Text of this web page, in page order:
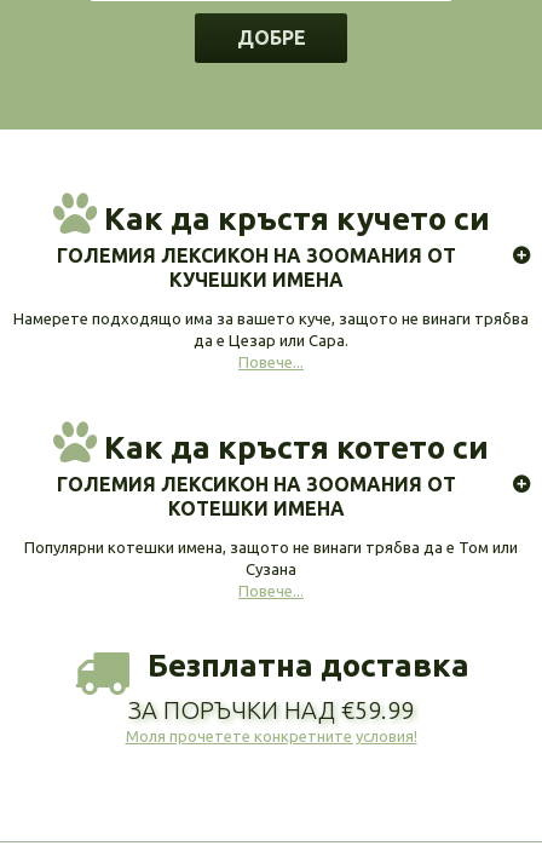
ДОБРЕ
Как да кръстя кучето си
ГОЛЕМИЯ ЛЕКСИКОН НА ЗООМАНИЯ ОТ
КУЧЕШКИ ИМЕНА
Намерете подходящо има за вашето куче, защото не винаги трябва
да е Цезар или Сара.
Повече...
Как да кръстя котето си
ГОЛЕМИЯ ЛЕКСИКОН НА ЗООМАНИЯ ОТ
КОТЕШКИ ИМЕНА
Популярни котешки имена, защото не винаги трябва да е Том или
Сузана
Повече...
Безплатна доставка
ЗА ПОРЪЧКИ НАД €59.99
Моля прочетете конкретните условия!